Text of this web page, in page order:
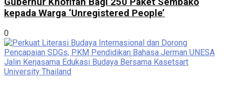
kepada Warga ‘Unregistered People’
0